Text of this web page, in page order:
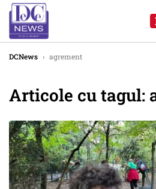
DCNews › agrement
Articole cu tagul: